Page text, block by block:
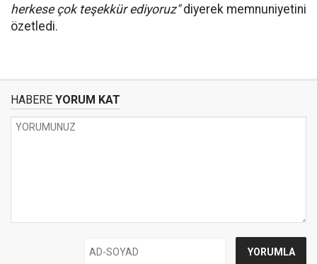
herkese çok teşekkür ediyoruz"diyerek memnuniyetini
özetledi.
HABERE YORUM KAT